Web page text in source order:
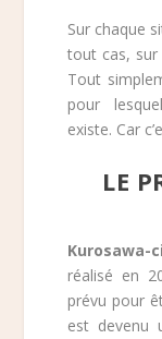
Sur chaque
tout cas, sur
Tout
pour
existe. Car
LE
Kurosawa-
réalisé en
prévu pour
est devenu